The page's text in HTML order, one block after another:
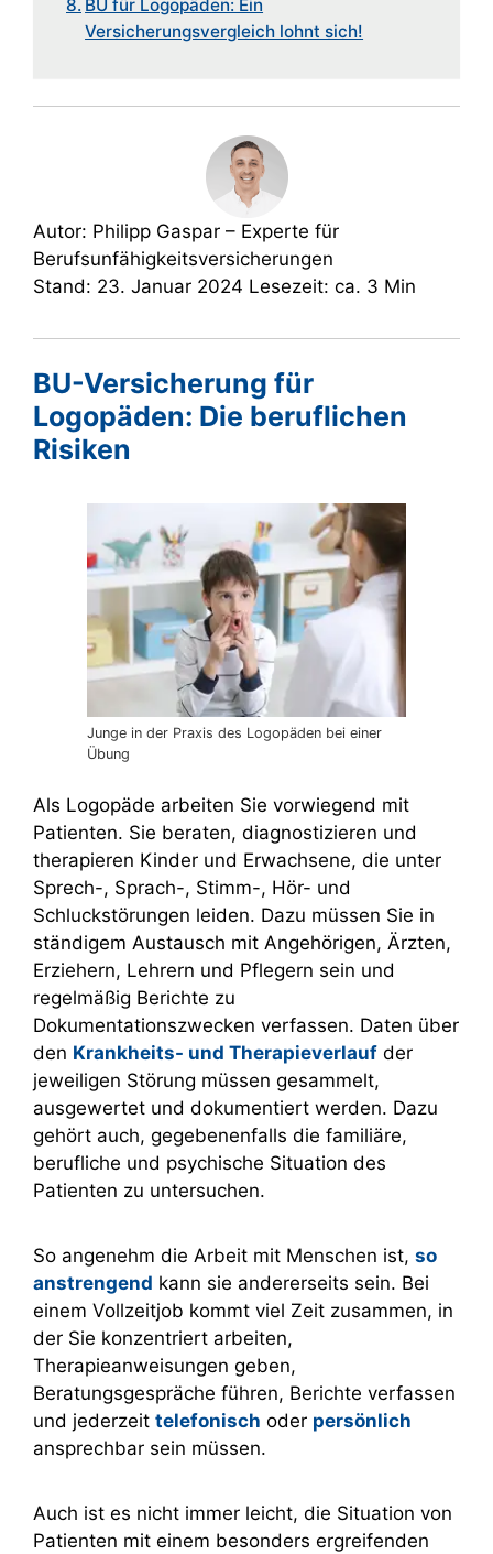
BU für Logopäden: Ein
Versicherungsvergleich lohnt sich!
Autor: Philipp Gaspar – Experte für
Berufsunfähigkeitsversicherungen
Stand: 23. Januar 2024 Lesezeit: ca. 3 Min
BU-Versicherung für
Logopäden: Die beruflichen
Risiken
Junge in der Praxis des Logopäden bei einer
Übung
Als Logopäde arbeiten Sie vorwiegend mit
Patienten. Sie beraten, diagnostizieren und
therapieren Kinder und Erwachsene, die unter
Sprech-, Sprach-, Stimm-, Hör- und
Schluckstörungen leiden. Dazu müssen Sie in
ständigem Austausch mit Angehörigen, Ärzten,
Erziehern, Lehrern und Pflegern sein und
regelmäßig Berichte zu
Dokumentationszwecken verfassen. Daten über
den Krankheits- und Therapieverlauf der
jeweiligen Störung müssen gesammelt,
ausgewertet und dokumentiert werden. Dazu
gehört auch, gegebenenfalls die familiäre,
berufliche und psychische Situation des
Patienten zu untersuchen.
So angenehm die Arbeit mit Menschen ist, so
anstrengend kann sie andererseits sein. Bei
einem Vollzeitjob kommt viel Zeit zusammen, in
der Sie konzentriert arbeiten,
Therapieanweisungen geben,
Beratungsgespräche führen, Berichte verfassen
und jederzeit telefonisch oder persönlich
ansprechbar sein müssen.
Auch ist es nicht immer leicht, die Situation von
Patienten mit einem besonders ergreifenden